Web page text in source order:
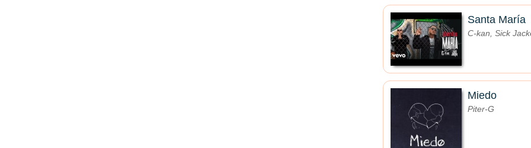
Santa María
C-kan, Sick
Miedo
Piter-G